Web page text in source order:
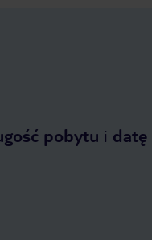
pobytu i